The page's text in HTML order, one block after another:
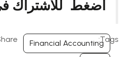
اضغط للاشتراك
Tags:
Financial Accounting